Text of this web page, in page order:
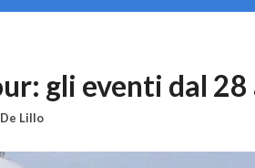
gli eventi dal 28
Lillo